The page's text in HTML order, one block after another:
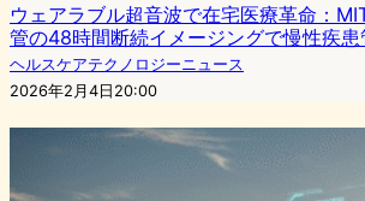
ウェアラブル超音波で在宅医療革命：
管の48時間断続イメージングで慢性疾患
ヘルスケアテクノロジーニュース
2026年2月4日20:00